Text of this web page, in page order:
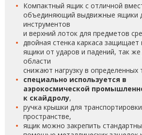
Компактный ящик с отличной
объединяющий выдвижные ящики
инструментов
и верхний лоток для предметов
двойная стенка каркаса
ящики от ударов и падений, так же
области
снижают нагрузку в определенных
специально используется в
аэрокосмической
к скайдролу,
ручка крышки для
пространстве,
ящик можно закрепить